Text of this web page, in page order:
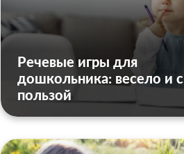
Речевые игры для
дошкольника: весело и с
пользой